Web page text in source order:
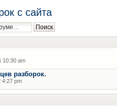
с сайта
10:30 am
разборок.
4:27 pm